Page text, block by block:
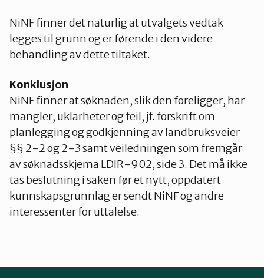
NiNF finner det naturlig at utvalgets vedtak
legges til grunn og er førende i den videre
behandling av dette tiltaket.
Konklusjon
NiNF finner at søknaden, slik den foreligger, har
mangler, uklarheter og feil, jf. forskrift om
planlegging og godkjenning av landbruksveier
§§ 2-2 og 2-3 samt veiledningen som fremgår
av søknadsskjema LDIR-902, side 3. Det må ikke
tas beslutning i saken før et nytt, oppdatert
kunnskapsgrunnlag er sendt NiNF og andre
interessenter for uttalelse.